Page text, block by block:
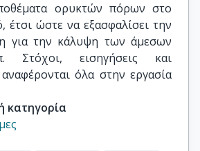
ορυκτών πόρων στο
έτσι ώστε να εξασφαλίσει την
για την κάλυψη των άμεσων
Στόχοι, εισηγήσεις και
όλα στην εργασία
κατηγορία